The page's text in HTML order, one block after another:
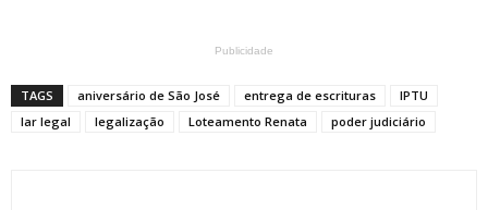
Publicidade
TAGS aniversário de São José entrega de escrituras
IPTU
lar legal
legalização Loteamento Renata poder judiciário